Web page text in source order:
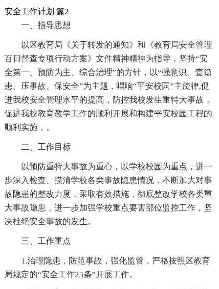
安全工作计划 篇2
一、指导思想
以区教育局《关于转发的通知》和《教育局安全管理
百日督查专项行动方案》文件精神精神为指导，坚持“安
全第一、预防为主、综合治理”的方针，以“强意识、查隐
患、压事故、保安全”为主题，唱响“平安校园”主旋律,促
进我校安全管理水平的提高，防控我校发生重特大事故，
促进我校教育教学工作的顺利开展和构建平安校园工程的
顺利实施，。
二、工作目标
以预防重特大事故为重心，以学校校园为重点，进一
步深入检查、摸清学校各类事故隐患情况，不断加大对事
故隐患的整改力度，采取有效措施，彻底整改学校各类重
大事故隐患，进一步加强学校重点要害部位监控工作，坚
决杜绝安全事故的发生。
三、工作重点
1.治理隐患，防范事故，强化监管，严格按照区教育
局规定的“安全工作25条”开展工作。